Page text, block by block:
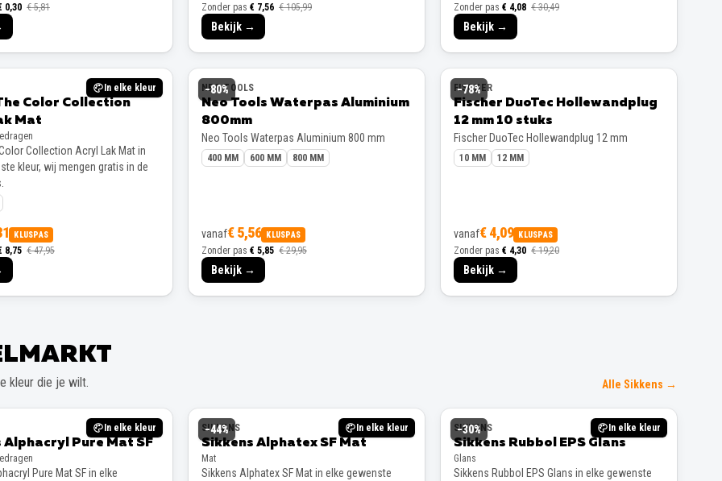
0,30 € 5,81 Zonder pas € 7,56 € 105,99
Bekijk →
Zonder pas € 4,08 € 30,49
Bekijk →
In elke kleur
Color Collection
Mat
Collection Acryl Lak Mat in
kleur, wij mengen gratis in de
KLUSPAS
8,75 € 47,95
−80%
NEO TOOLS
Neo Tools Waterpas Aluminium
800mm
Neo Tools Waterpas Aluminium 800 mm
400 MM 600 MM 800 MM
vanaf€ 5,56 KLUSPAS
Zonder pas € 5,85 € 29,95
Bekijk →
−78%
FISCHER
Fischer DuoTec Hollewandplug
12 mm 10 stuks
Fischer DuoTec Hollewandplug 12 mm
10 MM 12 MM
vanaf€ 4,09 KLUSPAS
Zonder pas € 4,30 € 19,20
Bekijk →
kleur die je wilt. Alle Sikkens →
In elke kleur
Alphacryl Pure Mat SF
Pure Mat SF in elke
−44% In elke kleur
SIKKENS
Sikkens Alphatex SF Mat
Mat
Sikkens Alphatex SF Mat in elke gewenste
−30% In elke kleur
SIKKENS
Sikkens Rubbol EPS Glans
Glans
Sikkens Rubbol EPS Glans in elke gewenste